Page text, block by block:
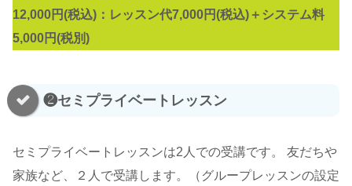
12,000円(税込)：レッスン代7,000円(税込)＋システム料
5,000円(税別)
❷セミプライベートレッスン
セミプライベートレッスンは2人での受講です。 友だちや
家族など、２人で受講します。（グループレッスンの設定